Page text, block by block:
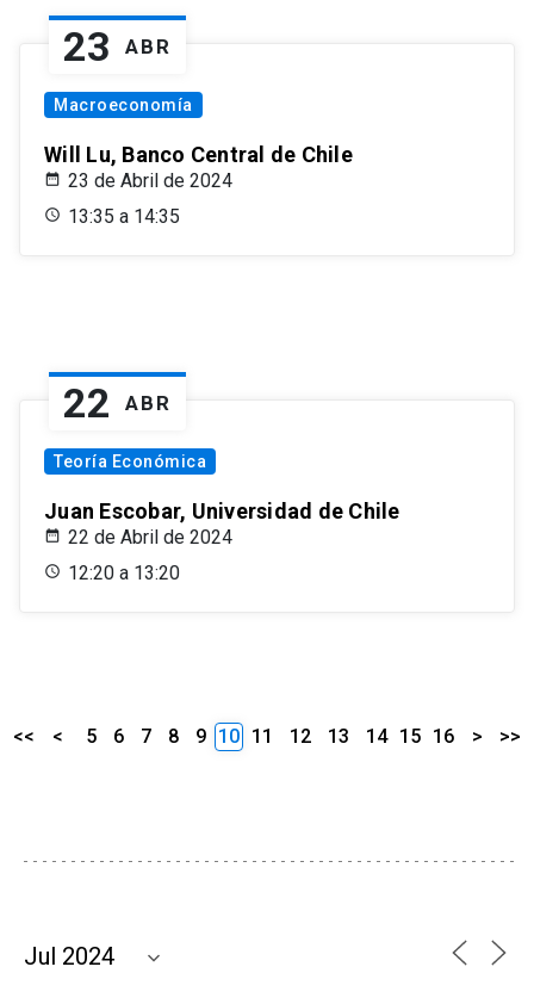
23 ABR
Macroeconomía
Will Lu, Banco Central de Chile
23 de Abril de 2024
13:35 a 14:35
22 ABR
Teoría Económica
Juan Escobar, Universidad de Chile
22 de Abril de 2024
12:20 a 13:20
<< < 5 6 7 8 9 10 11 12 13 14 15 16 > >>